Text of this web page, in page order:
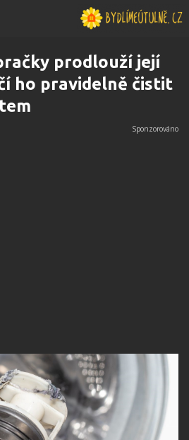
prodlouží její
ho pravidelně čistit